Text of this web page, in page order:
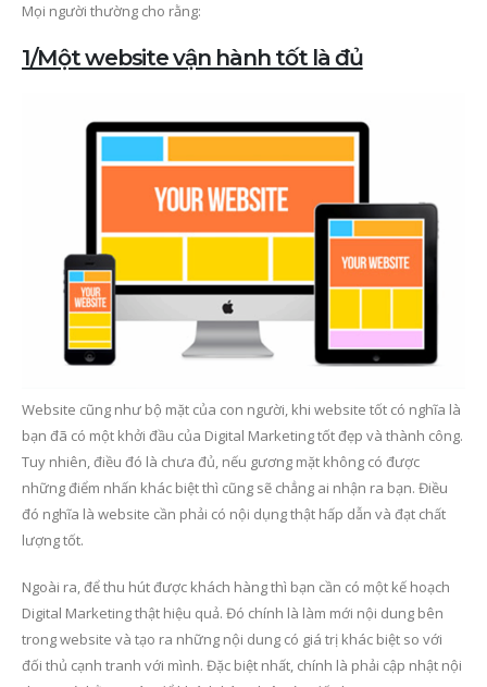
Mọi người thường cho rằng:
1/Một website vận hành tốt là đủ
Website cũng như bộ mặt của con người, khi website tốt có nghĩa là
bạn đã có một khởi đầu của Digital Marketing tốt đẹp và thành công.
Tuy nhiên, điều đó là chưa đủ, nếu gương mặt không có được
những điểm nhấn khác biệt thì cũng sẽ chẳng ai nhận ra bạn. Điều
đó nghĩa là website cần phải có nội dụng thật hấp dẫn và đạt chất
lượng tốt.
Ngoài ra, để thu hút được khách hàng thì bạn cần có một kế hoạch
Digital Marketing thật hiệu quả. Đó chính là làm mới nội dung bên
trong website và tạo ra những nội dung có giá trị khác biệt so với
đối thủ cạnh tranh với mình. Đặc biệt nhất, chính là phải cập nhật nội